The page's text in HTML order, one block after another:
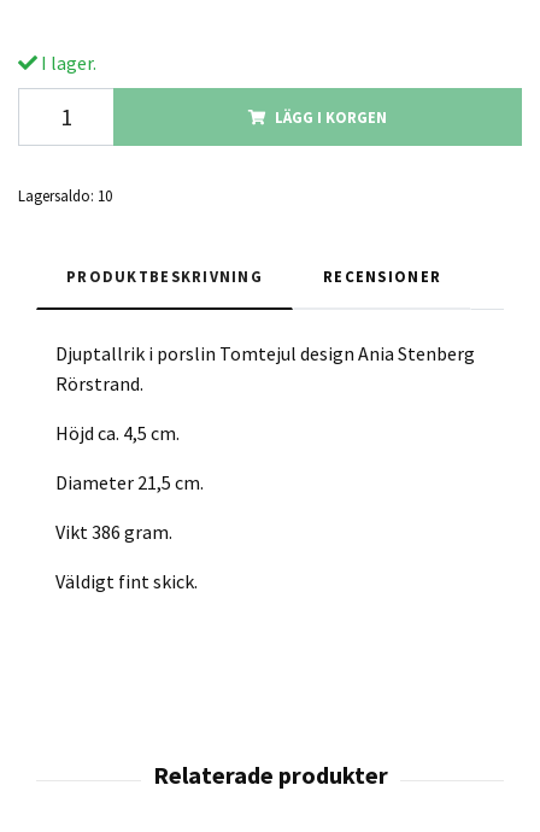
I lager.
LÄGG I KORGEN
Lagersaldo: 10
PRODUKTBESKRIVNING RECENSIONER
Djuptallrik i porslin Tomtejul design Ania Stenberg
Rörstrand.
Höjd ca. 4,5 cm.
Diameter 21,5 cm.
Vikt 386 gram.
Väldigt fint skick.